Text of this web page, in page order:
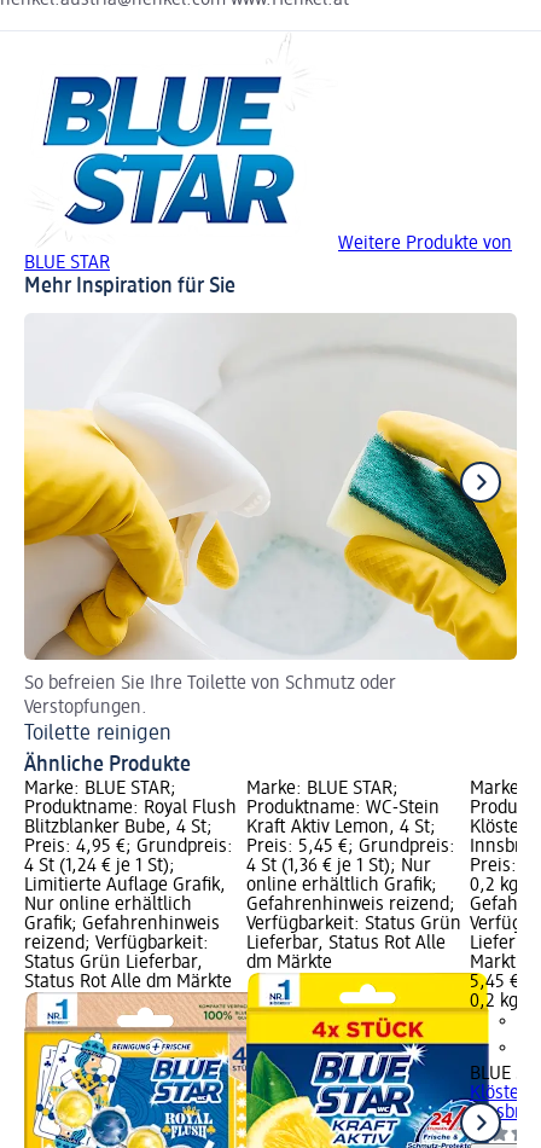
Weitere Produkte von
BLUE STAR
Mehr Inspiration für Sie
So befreien Sie Ihre Toilette von Schmutz oder
Verstopfungen.
Toilette reinigen
Ähnliche Produkte
Marke: BLUE STAR;
Produktname: Royal Flush
Blitzblanker Bube, 4 St;
Preis: 4,95 €; Grundpreis:
4 St (1,24 € je 1 St);
Limitierte Auflage Grafik,
Nur online erhältlich
Grafik; Gefahrenhinweis
reizend; Verfügbarkeit:
Status Grün Lieferbar,
Status Rot Alle dm Märkte
Marke: BLUE STAR;
Produktname: WC-Stein
Kraft Aktiv Lemon, 4 St;
Preis: 5,45 €; Grundpreis:
4 St (1,36 € je 1 St); Nur
online erhältlich Grafik;
Gefahrenhinweis reizend;
Verfügbarkeit: Status Grün
Lieferbar, Status Rot Alle
dm Märkte
Marke:
Preis:
0,2 kg
Markt
5,45 €
0,2 kg
BLUE